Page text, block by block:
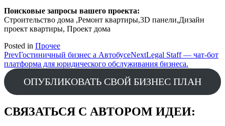
Поисковые запросы вашего проекта:
Строительство дома ,Ремонт квартиры,3D панели,Дизайн
проект квартиры, Проект дома
Posted in Прочее
Post
navigation
PrevГостиничный бизнес а АвтобусеNextLegal Staff — чат-бот
платформа для юридического обслуживания бизнеса.
ОПУБЛИКОВАТЬ СВОЙ БИЗНЕС ПЛАН
СВЯЗАТЬСЯ С АВТОРОМ ИДЕИ: